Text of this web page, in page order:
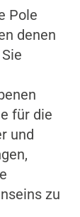
Pole
denen
für die
und
zu